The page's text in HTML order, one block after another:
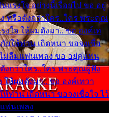
แรงใจ อย่างนี้เรื่อยไป ขอ อยู่
หรือดังกว่าใคร..ใคร พระคุณ
งใจ ให้ผมดังมา.. ขอ องค์เท
ให้ท่าน เถิดหนา ขอจงเชื่อ
ม่ลืมแฟนเพลง ขอ อยู่คู่แฟน
ดังกว่าใคร..ใคร พระคุณผู้ฟัง
ให้ผมดังมา.. ขอ องค์เทวา
ท่าน เถิดหนา ขอจงเชื่อใจ ไว้
ฟนเพลง